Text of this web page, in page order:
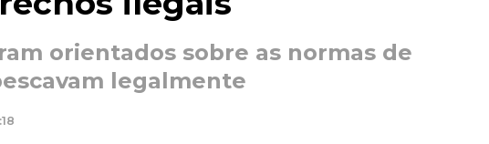
orientados sobre as normas de
legalmente